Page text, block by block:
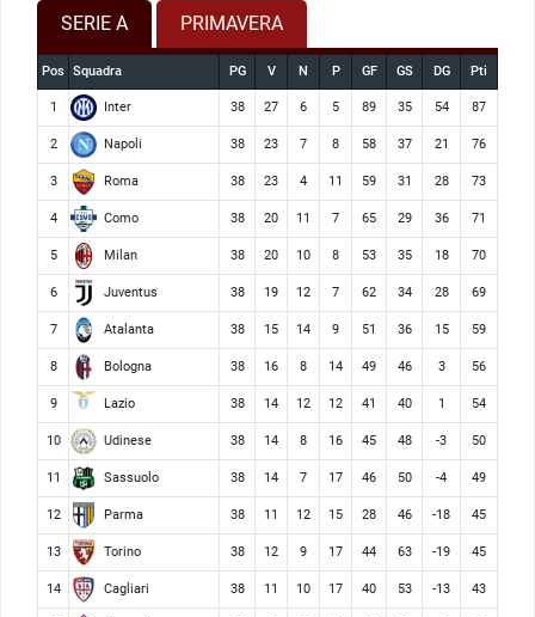
SERIE A PRIMAVERA
Pos Squadra PG V N P GF GS DG Pti
1 Inter 38 27 6 5 89 35 54 87
2 Napoli 38 23 7 8 58 37 21 76
3 Roma 38 23 4 11 59 31 28 73
4 Como 38 20 11 7 65 29 36 71
5 Milan 38 20 10 8 53 35 18 70
6 Juventus 38 19 12 7 62 34 28 69
7 Atalanta 38 15 14 9 51 36 15 59
8 Bologna 38 16 8 14 49 46 3 56
9 Lazio 38 14 12 12 41 40 1 54
10 Udinese 38 14 8 16 45 48 -3 50
11 Sassuolo 38 14 7 17 46 50 -4 49
12 Parma 38 11 12 15 28 46 -18 45
13 Torino 38 12 9 17 44 63 -19 45
14 Cagliari 38 11 10 17 40 53 -13 43